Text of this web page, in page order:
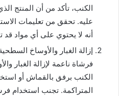
الكنب، تأكد من أن المنتج
عليه. تحقق من تعليمات
أنه لا يحتوي على أي مواد قد
إزالة الغبار والأوساخ
فرشاة ناعمة لإزالة الغبار
الكنب برفق بالقماش أو
المتراكمة. تجنب استخدام